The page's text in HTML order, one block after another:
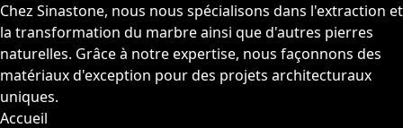
Chez Sinastone, nous nous spécialisons dans l'extraction et
la transformation du marbre ainsi que d'autres pierres
naturelles. Grâce à notre expertise, nous façonnons des
matériaux d'exception pour des projets architecturaux
uniques.
Accueil